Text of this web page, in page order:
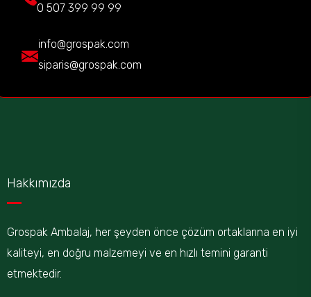
0 507 399 99 99
info@grospak.com
siparis@grospak.com
Hakkımızda
Grospak Ambalaj, her şeyden önce çözüm ortaklarına en iyi
kaliteyi, en doğru malzemeyi ve en hızlı temini garanti
etmektedir.